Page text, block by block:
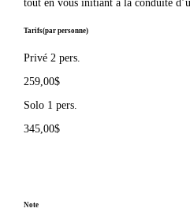
tout en vous initiant à la conduite
Tarifs(par personne)
Privé 2 pers.
259,00$
Solo 1 pers.
345,00$
Note